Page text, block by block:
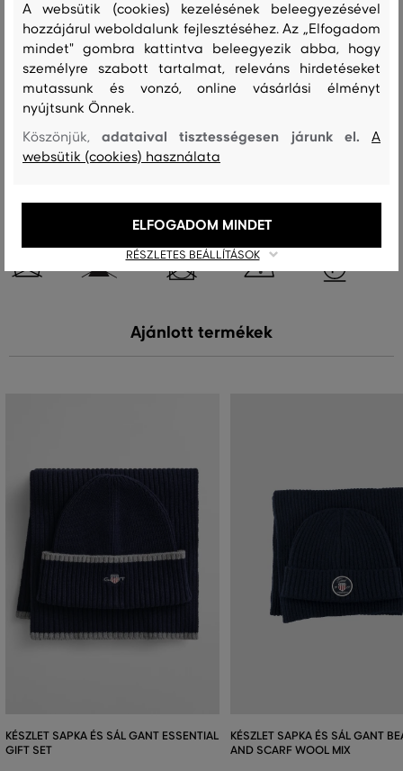
Összetétel
felső anyag
MERINO GYAPJÚ
100 %
Ajánlott termékek
KÉSZLET SAPKA ÉS SÁL GANT ESSENTIAL
GIFT SET
KÉSZLET SAPKA ÉS SÁL GANT
AND SCARF WOOL MIX
A websütik (cookies) kezelésének beleegyezésével
hozzájárul weboldalunk fejlesztéséhez. Az „Elfogadom
mindet" gombra kattintva beleegyezik abba, hogy
személyre szabott tartalmat, releváns hirdetéseket
mutassunk és vonzó, online vásárlási élményt
nyújtsunk Önnek.
Köszönjük,adataival tisztességesen járunk el.A
websütik (cookies) használata
RÉSZLETES BEÁLLÍTÁSOK
ELFOGADOM MINDET